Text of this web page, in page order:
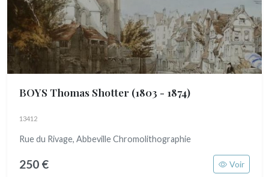
BOYS Thomas Shotter (1803 - 1874)
13412
Rue du Rivage, Abbeville Chromolithographie
250 € Voir